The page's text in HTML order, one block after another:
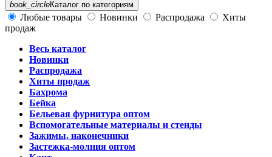
book_circleКаталог по категориям
Любые товары Новинки Распродажа
Хиты
продаж
Весь каталог
Новинки
Распродажа
Хиты продаж
Бахрома
Бейка
Бельевая фурнитура оптом
Вспомогательные материалы и стенды
Зажимы, наконечники
Застежка-молния оптом